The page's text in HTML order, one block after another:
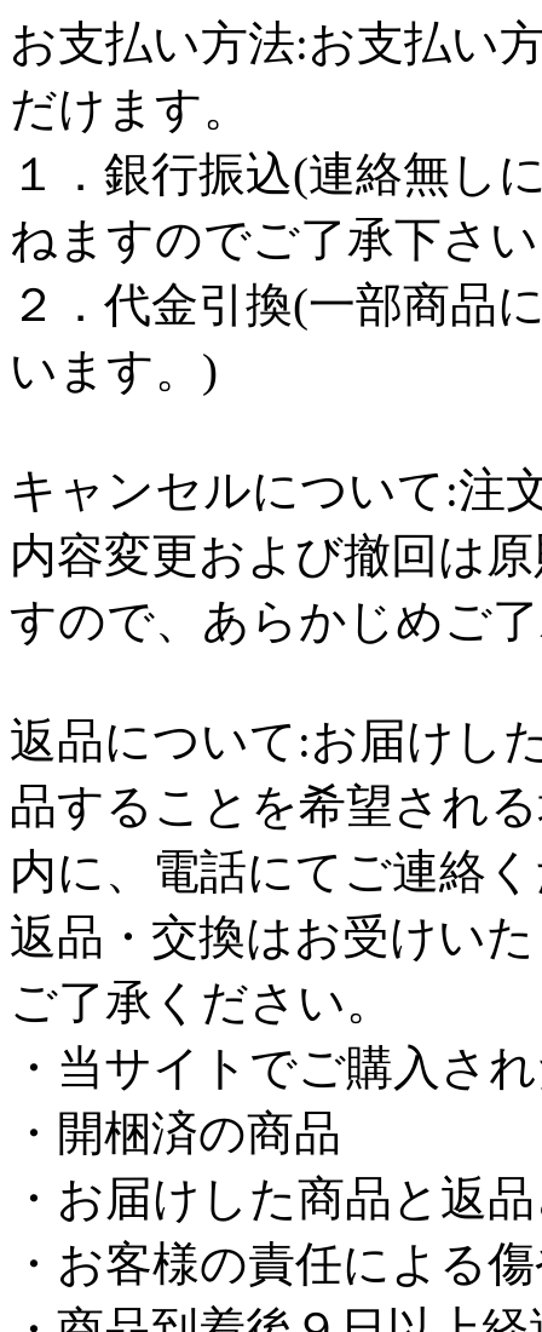
お支払い方法:お支払い
だけます。
１．銀行振込(連絡無し
ねますのでご了承下さ
２．代金引換(一部商品
います。)
キャンセルについて:注
内容変更および撤回は
すので、あらかじめご
返品について:お届けし
品することを希望され
内に、電話にてご連絡
返品・交換はお受けい
ご了承ください。
・当サイトでご購入さ
・開梱済の商品
・お届けした商品と返
・お客様の責任による